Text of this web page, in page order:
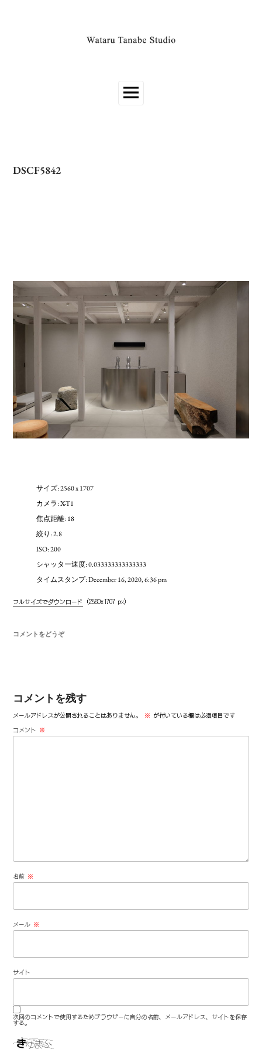
DSCF5842
サイズ: 2560 x 1707
カメラ: X-T1
焦点距離: 18
絞り: 2.8
ISO: 200
シャッター速度: 0.033333333333333
タイムスタンプ: December 16, 2020, 6:36 pm
フルサイズでダウンロード (2560x1707 px)
コメントをどうぞ
コメントを残す
メールアドレスが公開されることはありません。 ※ が付いている欄は必須項目です
コメント ※
名前 ※
メール ※
サイト
次回のコメントで使用するためブラウザーに自分の名前、メールアドレス、サイトを保存
する。